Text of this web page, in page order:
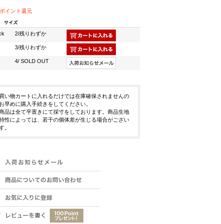
イント還元
2/残りわずか
3/残りわずか
4/ SOLD OUT
い物カートに入れるだけでは在庫確保されませんの
早めに購入手続きをしてください。
品は全て平置きにて採寸をしております。商品生地
性によっては、若干の個体差が生じる場合がござい
。